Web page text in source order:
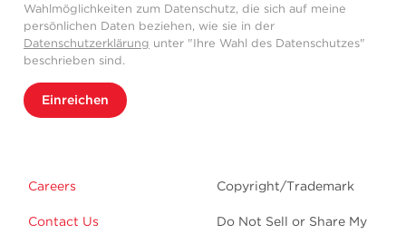
Wahlmöglichkeiten zum Datenschutz, die sich auf meine
persönlichen Daten beziehen, wie sie in der
Datenschutzerklärung unter "Ihre Wahl des Datenschutzes"
beschrieben sind.
Einreichen
Careers
Contact Us
Copyright/Trademark
Do Not Sell or Share My